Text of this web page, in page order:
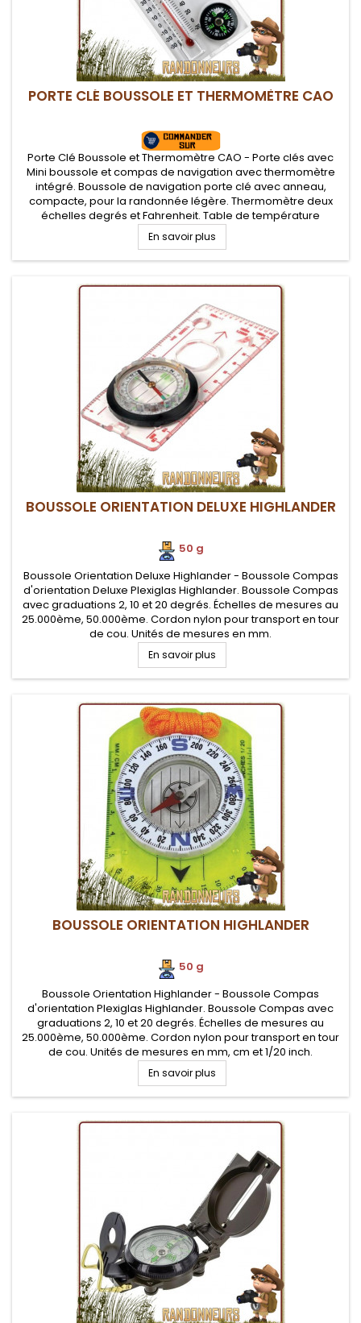
PORTE CLÉ BOUSSOLE ET THERMOMÈTRE CAO
Porte Clé Boussole et Thermomètre CAO - Porte clés avec
Mini boussole et compas de navigation avec thermomètre
intégré. Boussole de navigation porte clé avec anneau,
compacte, pour la randonnée légère. Thermomètre deux
échelles degrés et Fahrenheit. Table de température
ressentie au dos.
En savoir plus
BOUSSOLE ORIENTATION DELUXE HIGHLANDER
50 g
Boussole Orientation Deluxe Highlander - Boussole Compas
d'orientation Deluxe Plexiglas Highlander. Boussole Compas
avec graduations 2, 10 et 20 degrés. Échelles de mesures au
25.000ème, 50.000ème. Cordon nylon pour transport en tour
de cou. Unités de mesures en mm.
En savoir plus
BOUSSOLE ORIENTATION HIGHLANDER
50 g
Boussole Orientation Highlander - Boussole Compas
d'orientation Plexiglas Highlander. Boussole Compas avec
graduations 2, 10 et 20 degrés. Échelles de mesures au
25.000ème, 50.000ème. Cordon nylon pour transport en tour
de cou. Unités de mesures en mm, cm et 1/20 inch.
En savoir plus